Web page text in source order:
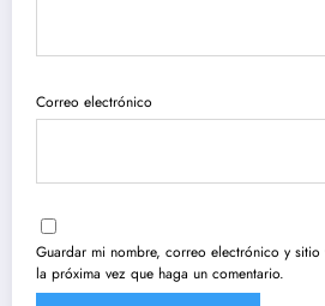
Correo electrónico
Guardar mi nombre, correo electrónico y sitio
la próxima vez que haga un comentario.